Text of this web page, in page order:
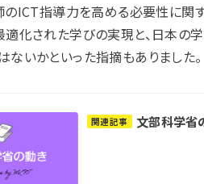
のICT指導力を高める必要性に関
適化された学びの実現と、日本
いかといった指摘もありました。
関連記事 文部科学省